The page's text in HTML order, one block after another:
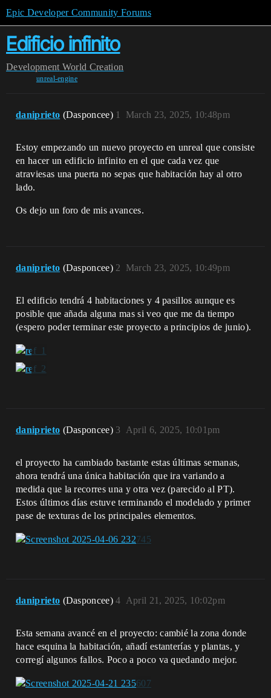
Epic Developer Community Forums
Edificio infinito
Development World Creation
unreal-engine
daniprieto (Dasponcee) March 23, 2025, 10:48pm
1
Estoy empezando un nuevo proyecto en unreal que consiste
en hacer un edificio infinito en el que cada vez que
atraviesas una puerta no sepas que habitación hay al otro
lado.
Os dejo un foro de mis avances.
daniprieto (Dasponcee) March 23, 2025, 10:49pm
2
El edificio tendrá 4 habitaciones y 4 pasillos aunque es
posible que añada alguna mas si veo que me da tiempo
(espero poder terminar este proyecto a principios de junio).
daniprieto (Dasponcee) April 6, 2025, 10:01pm
3
el proyecto ha cambiado bastante estas últimas semanas,
ahora tendrá una única habitación que ira variando a
medida que la recorres una y otra vez (parecido al PT).
Estos últimos días estuve terminando el modelado y primer
pase de texturas de los principales elementos.
daniprieto (Dasponcee) April 21, 2025, 10:02pm
4
Esta semana avancé en el proyecto: cambié la zona donde
hace esquina la habitación, añadí estanterías y plantas, y
corregí algunos fallos. Poco a poco va quedando mejor.